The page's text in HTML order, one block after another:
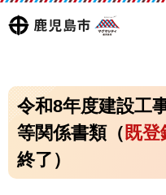
鹿児島
マグ
マシ
令和8年度建設工
等関係書類（既登
終了）